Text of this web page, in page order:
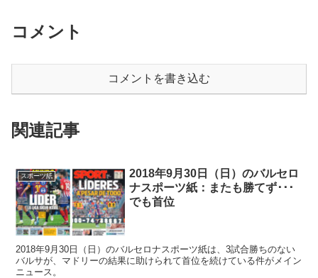
コメント
コメントを書き込む
関連記事
スポーツ紙
2018年9月30日（日）のバルセロ
ナスポーツ紙：またも勝てず･･･
でも首位
2018年9月30日（日）のバルセロナスポーツ紙は、3試合勝ちのない
バルサが、マドリーの結果に助けられて首位を続けている件がメイン
ニュース。